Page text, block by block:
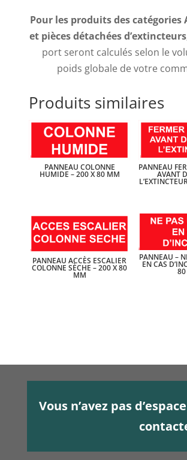
Pour les produits des catégories
et pièces détachées d’extincteurs
port seront calculés selon le
poids globale de votre
Produits similaires
PANNEAU COLONNE
HUMIDE – 200 X 80 MM
PANNEAU
AVANT
PANNEAU ACCÈS ESCALIER
COLONNE SÈCHE – 200 X 80
MM
PANNEAU –
EN CAS
Vous n’avez pas